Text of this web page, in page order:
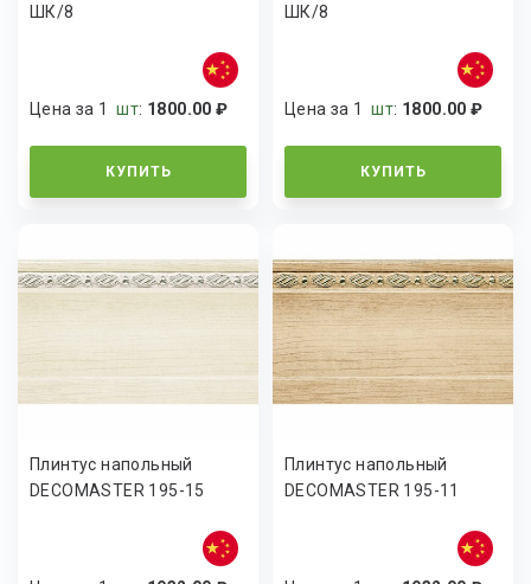
ШК/8
Цена за 1шт: 1800.00 ₽
КУПИТЬ
ШК/8
Цена за 1шт: 1800.00 ₽
КУПИТЬ
Плинтус напольный
DECOMASTER 195-15
Плинтус напольный
DECOMASTER 195-11